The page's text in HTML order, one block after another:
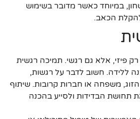
במיוחד כאשר מדובר בשימוש
הכאב.
פיזי, אלא גם רגשי. תמיכה רגשית
ללידה. חשוב לדבר על רגשות,
משפחה או חברות קרובות. שיתוף
תחושת הבדידות ולסייע בהכנה